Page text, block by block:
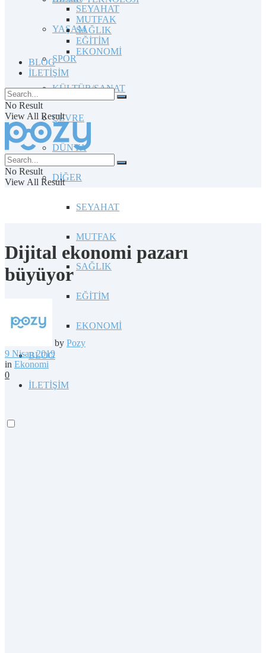
YAŞAM
SPOR
KÜLTÜR/SANAT
ÇEVRE
DÜNYA
DİĞER
SEYAHAT
MUTFAK
SAĞLIK
EĞİTİM
EKONOMİ
BLOG
İLETİŞİM
SEYAHAT
MUTFAK
SAĞLIK
EĞİTİM
EKONOMİ
BLOG
İLETİŞİM
No Result
View All Result
No Result
View All Result
Dijital ekonomi pazarı
büyüyor
by Pozy
9 Nisan 2019
in Ekonomi
0